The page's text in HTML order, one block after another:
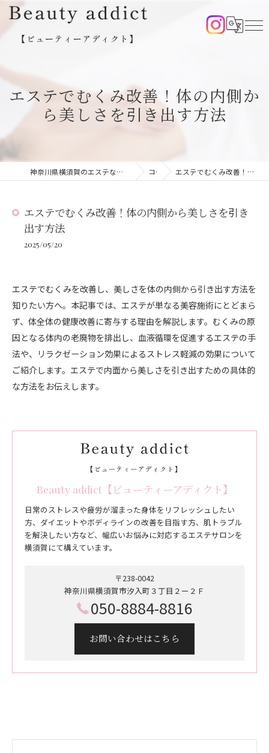
エステでむくみ改善！体の内側か
ら美しさを引き出す方法
神奈川県横須賀のエステならBeauty addict【ビューティーアディクト】 コラム エステでむくみ改善！体の内側から美しさを引き出す方法
エステでむくみ改善！体の内側から美しさを引き
出す方法
2025/05/20
エステでむくみを改善し、美しさを体の内側から引き出す方法を
知りたい方へ。本記事では、エステが単なる美容施術にとどまら
ず、体全体の健康改善に寄与する理由を解説します。むくみの原
因となる体内の老廃物を排出し、血液循環を促進するエステの手
法や、リラクゼーション効果によるストレス軽減の効果について
ご紹介します。エステで内面から美しさを引き出すための具体的
な方法をお伝えします。
Beauty addict【ビューティーアディクト】
日常のストレスや疲労が溜まった身体をリフレッシュしたい
方、ダイエットやボディラインの改善を目指す方、肌トラブル
を解決したい方など、幅広いお悩みに対応するエステサロンを
横須賀にて構えています。
〒238-0042
神奈川県横須賀市汐入町３丁目２ー２Ｆ
050-8884-8816
お問い合わせはこちら